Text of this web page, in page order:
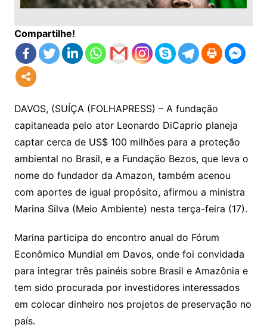
Compartilhe!
DAVOS, (SUÍÇA (FOLHAPRESS) – A fundação
capitaneada pelo ator Leonardo DiCaprio planeja
captar cerca de US$ 100 milhões para a proteção
ambiental no Brasil, e a Fundação Bezos, que leva o
nome do fundador da Amazon, também acenou
com aportes de igual propósito, afirmou a ministra
Marina Silva (Meio Ambiente) nesta terça-feira (17).
Marina participa do encontro anual do Fórum
Econômico Mundial em Davos, onde foi convidada
para integrar três painéis sobre Brasil e Amazônia e
tem sido procurada por investidores interessados
em colocar dinheiro nos projetos de preservação no
país.